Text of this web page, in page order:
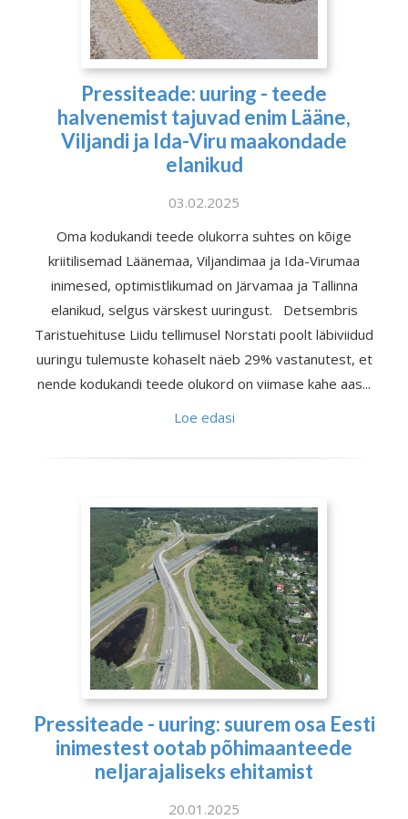
Pressiteade: uuring - teede
halvenemist tajuvad enim Lääne,
Viljandi ja Ida-Viru maakondade
elanikud
03.02.2025
Oma kodukandi teede olukorra suhtes on kõige
kriitilisemad Läänemaa, Viljandimaa ja Ida-Virumaa
inimesed, optimistlikumad on Järvamaa ja Tallinna
elanikud, selgus värskest uuringust. Detsembris
Taristuehituse Liidu tellimusel Norstati poolt läbiviidud
uuringu tulemuste kohaselt näeb 29% vastanutest, et
nende kodukandi teede olukord on viimase kahe aas...
Loe edasi
Pressiteade - uuring: suurem osa Eesti
inimestest ootab põhimaanteede
neljarajaliseks ehitamist
20.01.2025